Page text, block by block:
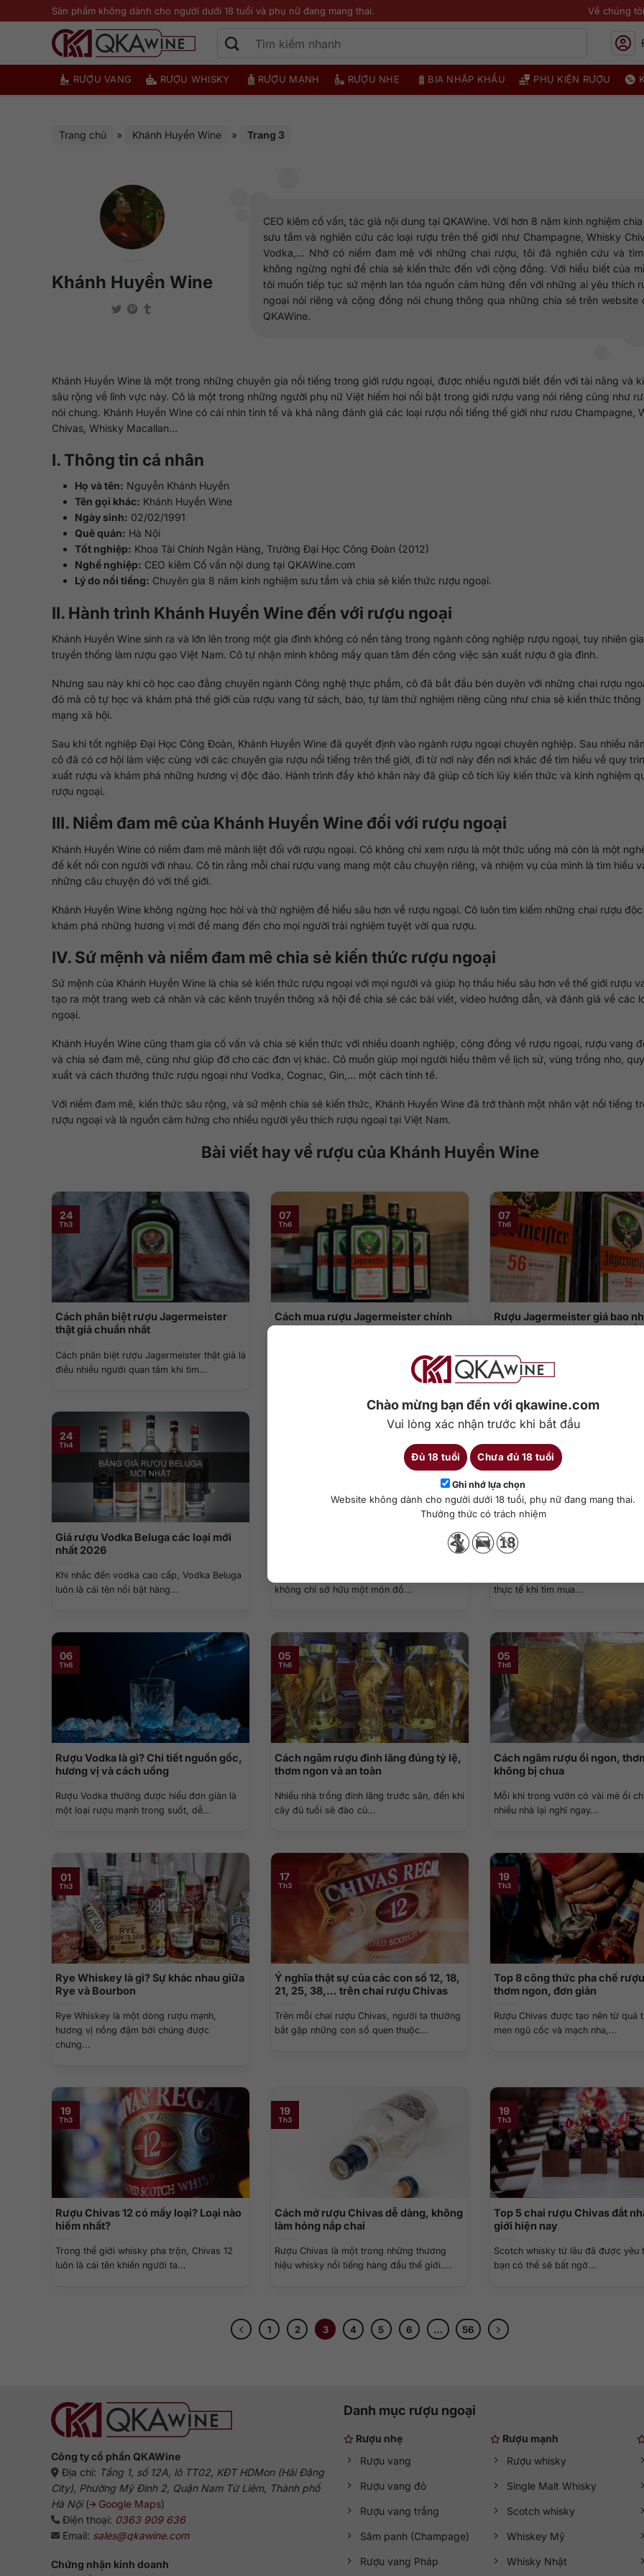
Chào mừng bạn đến với qkawine.com
Vui lòng xác nhận trước khi bắt đầu
Đủ 18 tuổi Chưa đủ 18 tuổi
Ghi nhớ lựa chọn
Website không dành cho người dưới 18 tuổi, phụ nữ đang mang thai.
Thưởng thức có trách nhiệm
qua
Sản phẩm không dành cho người dưới 18 tuổi và phụ nữ đang mang thai. Về chúng tôi
RƯỢU VANG RƯỢU WHISKY RƯỢU MẠNH RƯỢU NHẸ BIA NHẬP KHẨU PHỤ KIỆN RƯỢU
Trang chủ » Khánh Huyền Wine » Trang 3
Khánh Huyền Wine
CEO kiêm cố vấn, tác giả nội dung tại QKAWine. Với hơn 8 năm kinh nghiệm chia
sưu tầm và nghiên cứu các loại rượu trên thế giới như Champagne, Whisky
Vodka,... Nhờ có niềm đam mê với những chai rượu, tôi đã nghiên cứu và
không ngừng nghỉ để chia sẻ kiến thức đến với cộng đồng. Với hiểu biết của
tôi muốn tiếp tục sứ mệnh lan tỏa nguồn cảm hứng đến với những ai yêu thích
ngoại nói riêng và cộng đồng nói chung thông qua những chia sẻ trên website
QKAWine.
Khánh Huyền Wine là một trong những chuyên gia nổi tiếng trong giới rượu ngoại, được nhiều người biết đến với tài năng và
sâu rộng về lĩnh vực này. Cô là một trong những người phụ nữ Việt hiếm hoi nổi bật trong giới rượu vang nói riêng cũng như
nói chung. Khánh Huyền Wine có cái nhìn tinh tế và khả năng đánh giá các loại rượu nổi tiếng thế giới như rươu Champagne,
Chivas, Whisky Macallan…
I. Thông tin cá nhân
Họ và tên: Nguyễn Khánh Huyền
Tên gọi khác: Khánh Huyền Wine
Ngày sinh: 02/02/1991
Quê quán: Hà Nội
Tốt nghiệp: Khoa Tài Chính Ngân Hàng, Trường Đại Học Công Đoàn (2012)
Nghề nghiệp: CEO kiêm Cố vấn nội dung tại QKAWine.com
Lý do nổi tiếng: Chuyên gia 8 năm kinh nghiệm sưu tầm và chia sẻ kiến thức rượu ngoại.
II. Hành trình Khánh Huyền Wine đến với rượu ngoại
Khánh Huyền Wine sinh ra và lớn lên trong một gia đình không có nền tảng trong ngành công nghiệp rượu ngoại, tuy nhiên
truyền thống làm rượu gạo Việt Nam. Cô tự nhận mình không mấy quan tâm đến công việc sản xuất rượu ở gia đình.
Nhưng sau này khi cô học cao đẳng chuyên ngành Công nghệ thực phẩm, cô đã bắt đầu bén duyên với những chai rượu
đó mà cô tự học và khám phá thế giới của rượu vang từ sách, báo, tự làm thử nghiệm riêng cũng như chia sẻ kiến thức thông
mạng xã hội.
Sau khi tốt nghiệp Đại Học Công Đoàn, Khánh Huyền Wine đã quyết định vào ngành rượu ngoại chuyên nghiệp. Sau nhiều
cô đã có cơ hội làm việc cùng với các chuyên gia rượu nổi tiếng trên thế giới, đi từ nơi này đến nơi khác để tìm hiểu về quy
xuất rượu và khám phá những hương vị độc đáo. Hành trình đầy khó khăn này đã giúp cô tích lũy kiến thức và kinh nghiệm
rượu ngoại.
III. Niềm đam mê của Khánh Huyền Wine đối với rượu ngoại
Khánh Huyền Wine có niềm đam mê mãnh liệt đối với rượu ngoại. Cô không chỉ xem rượu là một thức uống mà còn là một
để kết nối con người với nhau. Cô tin rằng mỗi chai rượu vang mang một câu chuyện riêng, và nhiệm vụ của mình là tìm hiểu
những câu chuyện đó với thế giới.
Khánh Huyền Wine không ngừng học hỏi và thử nghiệm để hiểu sâu hơn về rượu ngoại. Cô luôn tìm kiếm những chai rượu
khám phá những hương vị mới để mang đến cho mọi người trải nghiệm tuyệt vời qua rượu.
IV. Sứ mệnh và niềm đam mê chia sẻ kiến thức rượu ngoại
Sứ mệnh của Khánh Huyền Wine là chia sẻ kiến thức rượu ngoại với mọi người và giúp họ thấu hiểu sâu hơn về thế giới rượu
tạo ra một trang web cá nhân và các kênh truyền thông xã hội để chia sẻ các bài viết, video hướng dẫn, và đánh giá về các
ngoại.
Khánh Huyền Wine cũng tham gia cố vấn và chia sẻ kiến thức với nhiều doanh nghiệp, cộng đồng về rượu ngoại, rượu vang
và chia sẻ đam mê, cũng như giúp đỡ cho các đơn vị khác. Cô muốn giúp mọi người hiểu thêm về lịch sử, vùng trồng nho,
xuất và cách thưởng thức rượu ngoại như Vodka, Cognac, Gin,… một cách tinh tế.
Với niềm đam mê, kiến thức sâu rộng, và sứ mệnh chia sẻ kiến thức, Khánh Huyền Wine đã trở thành một nhân vật nổi tiếng
rượu ngoại và là nguồn cảm hứng cho nhiều người yêu thích rượu ngoại tại Việt Nam.
Bài viết hay về rượu của Khánh Huyền Wine
Cách phân biệt rượu Jagermeister
thật giả chuẩn nhất
Cách phân biệt rượu Jagermeister thật giả là
điều nhiều người quan tâm khi tìm...
24
Th3
Cách mua rượu Jagermeister chính
Cách mua rượu Jagermeister chính hãng là
chủ đề cần đặc biệt quan tâm nếu...
07
Th6
Rượu Jagermeister giá bao
Rượu Jagermeister giá bao nhiêu là
thường gặp với những ai đang tìm...
07
Th6
Giá rượu Vodka Beluga các loại mới
nhất 2026
Khi nhắc đến vodka cao cấp, Vodka Beluga
luôn là cái tên nổi bật hàng...
24
Th4
Giá Vodka Absolut mới nhất: Cập nhật
không chỉ sở hữu một món đồ...
Rượu Vodka giá bao nhiêu 1
Bảng giá mới nhất tại QKAWine
thực tế khi tìm mua...
Th6
Rượu Vodka là gì? Chi tiết nguồn gốc,
hương vị và cách uống
Rượu Vodka thường được hiểu đơn giản là
một loại rượu mạnh trong suốt, dễ...
06
Th6
Cách ngâm rượu đinh lăng đúng tỷ lệ,
thơm ngon và an toàn
Nhiều nhà trồng đinh lăng trước sân, đến khi
cây đủ tuổi sẽ đào củ...
05
Th6
Cách ngâm rượu ổi ngon,
không bị chua
Mỗi khi trong vườn có vài mẻ ổi
nhiều nhà lại nghĩ ngay...
05
Th6
Rye Whiskey là gì? Sự khác nhau giữa
Rye và Bourbon
Rye Whiskey là một dòng rượu mạnh,
hương vị nồng đậm bởi chúng được
chưng...
01
Th3
Ý nghĩa thật sự của các con số 12, 18,
21, 25, 38,… trên chai rượu Chivas
Trên mỗi chai rượu Chivas, người ta thường
bắt gặp những con số quen thuộc...
17
Th3
Top 8 công thức pha chế
thơm ngon, đơn giản
Rượu Chivas được tạo nên từ quá
men ngũ cốc và mạch nha,...
19
Th3
Rượu Chivas 12 có mấy loại? Loại nào
hiếm nhất?
Trong thế giới whisky pha trộn, Chivas 12
luôn là cái tên khiến người ta...
19
Th3
Cách mở rượu Chivas dễ dàng, không
làm hỏng nắp chai
Rượu Chivas là một trong những thương
hiệu whisky nổi tiếng hàng đầu thế giới....
19
Th3
Top 5 chai rượu Chivas đắt
giới​ hiện nay
Scotch whisky từ lâu đã được yêu
bạn có thể sẽ bất ngờ...
19
Th3
1 2 3 4 5 6 … 56
Công ty cổ phần QKAWine
Địa chỉ: Tầng 1, số 12A, lô TT02, KĐT HDMon (Hải Đăng
City), Phường Mỹ Đình 2, Quận Nam Từ Liêm, Thành phố
Hà Nội( Google Maps)
Điện thoại: 0363 909 636
Email: sales@qkawine.com
Chứng nhận kinh doanh
Danh mục rượu ngoại
Rượu nhẹ
Rượu vang
Rượu vang đỏ
Rượu vang trắng
Sâm panh (Champage)
Rượu vang Pháp
Rượu mạnh
Rượu whisky
Single Malt Whisky
Scotch whisky
Whiskey Mỹ
Whisky Nhật